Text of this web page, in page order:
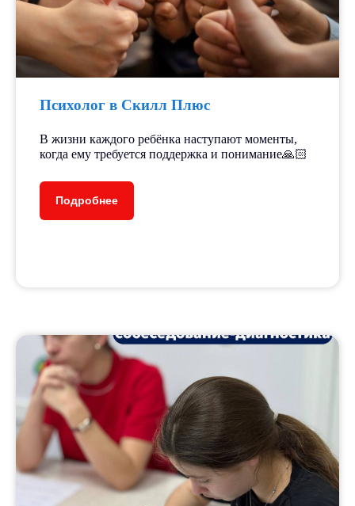
Психолог в Скилл Плюс
В жизни каждого ребёнка наступают моменты,
когда ему требуется поддержка и понимание🙏🏻
Подробнее